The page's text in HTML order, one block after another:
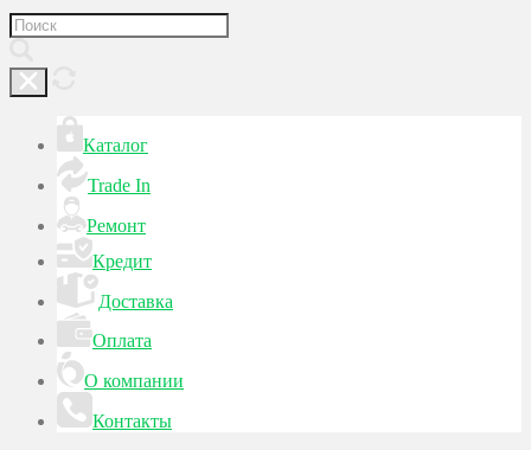
Каталог
Trade In
Ремонт
Кредит
Доставка
Оплата
О компании
Контакты